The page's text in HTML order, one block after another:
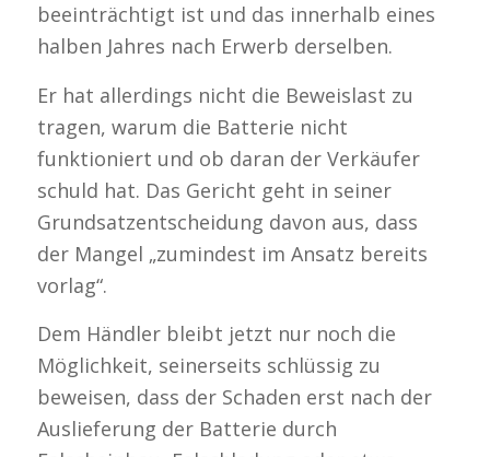
beeinträchtigt ist und das innerhalb eines
halben Jahres nach Erwerb derselben.
Er hat allerdings nicht die Beweislast zu
tragen, warum die Batterie nicht
funktioniert und ob daran der Verkäufer
schuld hat. Das Gericht geht in seiner
Grundsatzentscheidung davon aus, dass
der Mangel „zumindest im Ansatz bereits
vorlag“.
Dem Händler bleibt jetzt nur noch die
Möglichkeit, seinerseits schlüssig zu
beweisen, dass der Schaden erst nach der
Auslieferung der Batterie durch